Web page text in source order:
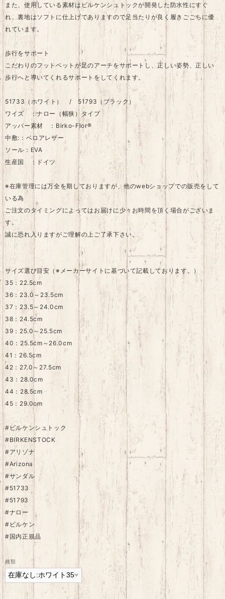
また、使用している素材はビルケンシュトックが開発した防水性にすぐ
れ、裏地はソフトに仕上げてありますので足当たりが良く履きごごちに優
れています。
歩行をサポート
こだわりのフットベットが足のアーチをサポートし、正しい姿勢、正しい
歩行へと導いてくれるサポートをしてくれます。
51733（ホワイト） / 51793（ブラック）
ワイズ ：ナロー（幅狭）タイプ
アッパー素材 ：Birko-Flor®
中敷:：ベロアレザー
ソール：EVA
生産国 ：ドイツ
※在庫管理には万全を期しておりますが、他のwebショップでの販売をして
いる為
ご注文のタイミングによってはお届けに少々お時間を頂く場合がございま
す。
誠に恐れ入りますがご理解の上ご了承下さい。
サイズ選び目安（※メーカーサイトに基づいて記載しております。）
35：22.5cm
36：23.0～23.5cm
37：23.5～24.0cm
38：24.5cm
39：25.0～25.5cm
40：25.5cm～26.0cm
41：26.5cm
42：27.0～27.5cm
43：28.0cm
44：28.5cm
45：29.0cm
#ビルケンシュトック
#BIRKENSTOCK
#アリゾナ
#Arizona
#サンダル
#51733
#51793
#ナロー
#ビルケン
#国内正規品
種類